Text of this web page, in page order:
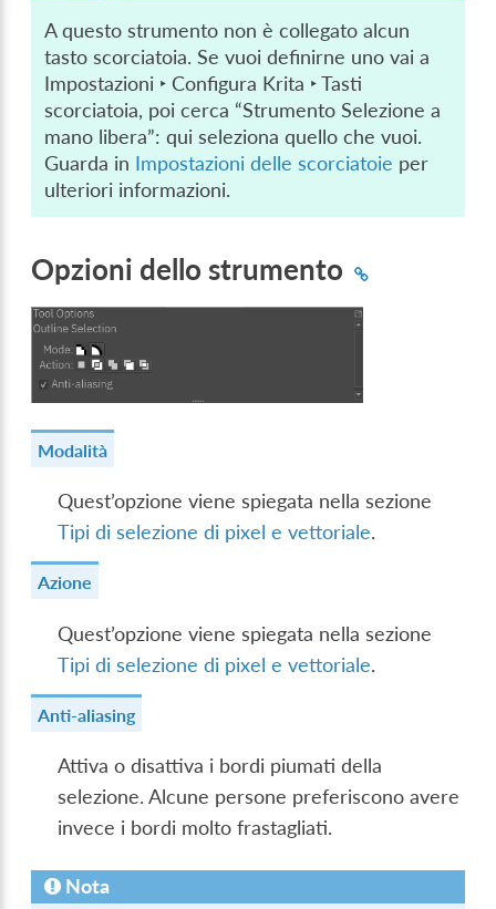
A questo strumento non è collegato alcun
tasto scorciatoia. Se vuoi definirne uno vai a
Impostazioni ‣ Configura Krita ‣ Tasti
scorciatoia, poi cerca “Strumento Selezione a
mano libera”: qui seleziona quello che vuoi.
Guarda in Impostazioni delle scorciatoie per
ulteriori informazioni.
Opzioni dello strumento
Modalità
Quest’opzione viene spiegata nella sezione
Tipi di selezione di pixel e vettoriale.
Azione
Quest’opzione viene spiegata nella sezione
Tipi di selezione di pixel e vettoriale.
Anti-aliasing
Attiva o disattiva i bordi piumati della
selezione. Alcune persone preferiscono avere
invece i bordi molto frastagliati.
Nota